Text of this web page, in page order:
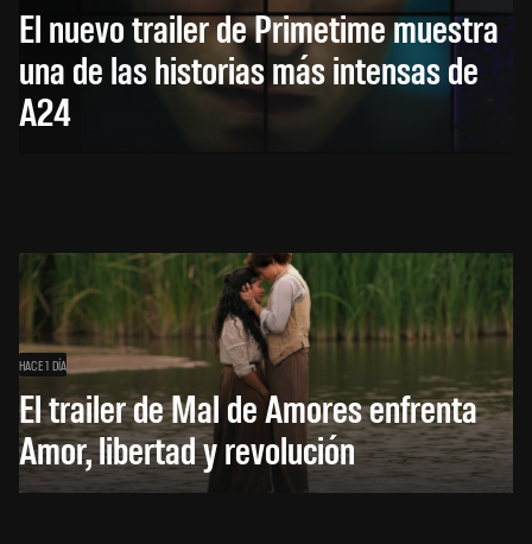
El nuevo trailer de Primetime muestra
una de las historias más intensas de
A24
HACE 1 DÍA
El trailer de Mal de Amores enfrenta
Amor, libertad y revolución